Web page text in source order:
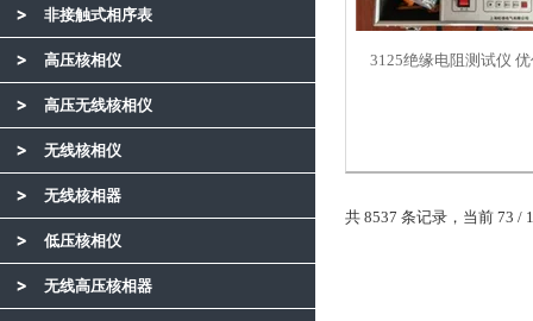
非接触式相序表
高压核相仪
高压无线核相仪
无线核相仪
无线核相器
低压核相仪
无线高压核相器
3125绝缘电阻测试仪
共 8537 条记录，当前 73 /